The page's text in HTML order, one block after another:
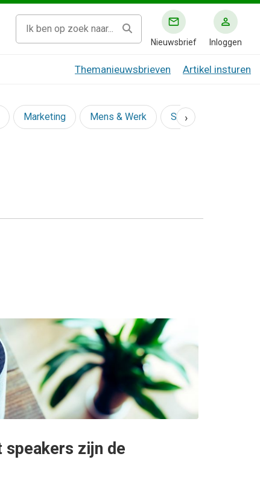
Nieuwsbrief Inloggen
Themanieuwsbrieven Artikel insturen
Marketing Mens & Werk Social
›
zijn de